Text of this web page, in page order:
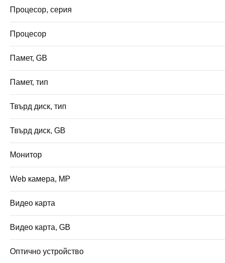
Процесор, серия
Процесор
Памет, GB
Памет, тип
Твърд диск, тип
Твърд диск, GB
Монитор
Web камера, MP
Видео карта
Видео карта, GB
Оптично устройство